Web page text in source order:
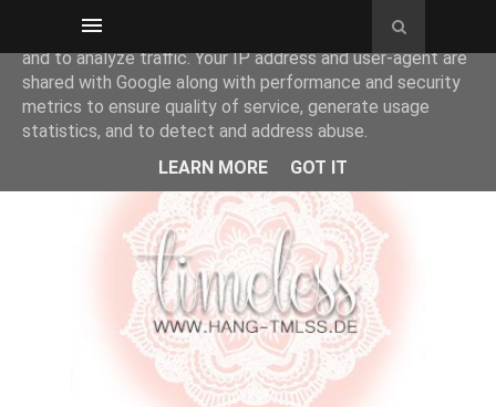
This site uses cookies from Google to deliver its services
and to analyze traffic. Your IP address and user-agent are
shared with Google along with performance and security
metrics to ensure quality of service, generate usage
statistics, and to detect and address abuse.
LEARN MORE
GOT IT